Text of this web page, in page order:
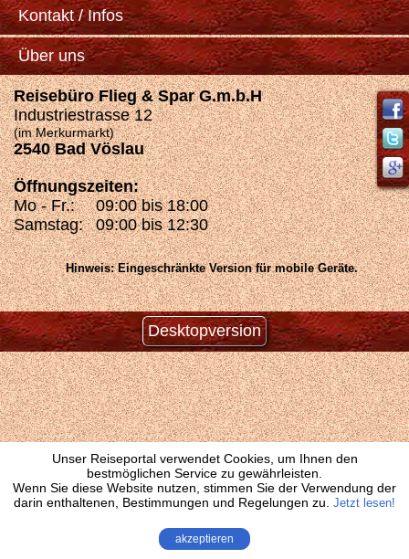
Kontakt / Infos
Über uns
Reisebüro Flieg & Spar G.m.b.H
Industriestrasse 12
(im Merkurmarkt)
2540 Bad Vöslau
Öffnungszeiten:
Mo - Fr.:
09:00 bis 18:00
Samstag: 09:00 bis 12:30
Hinweis: Eingeschränkte Version für mobile Geräte.
Desktopversion
Unser Reiseportal verwendet Cookies, um Ihnen den
bestmöglichen Service zu gewährleisten.
Wenn Sie diese Website nutzen, stimmen Sie der Verwendung der
darin enthaltenen, Bestimmungen und Regelungen zu. Jetzt lesen!